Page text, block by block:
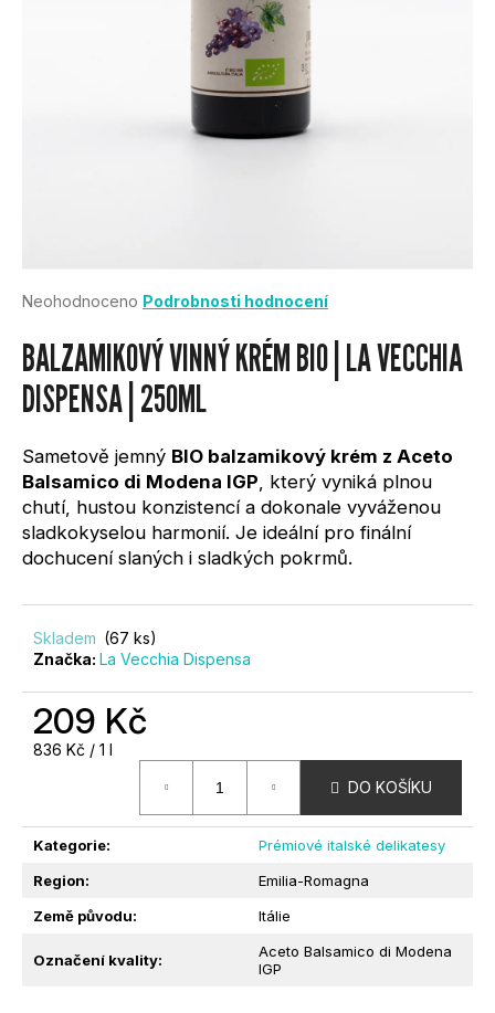
Průměrné
produktu
je
0,0
z
hvězdiček.
Neohodnoceno Podrobnosti hodnocení
BALZAMIKOVÝ VINNÝ KRÉM BIO | LA VECCHIA
DISPENSA | 250ML
Sametově jemný BIO balzamikový krém z Aceto
Balsamico di Modena IGP , který vyniká plnou
chutí, hustou konzistencí a dokonale vyváženou
sladkokyselou harmonií. Je ideální pro finální
dochucení slaných i sladkých pokrmů.
Skladem (67 ks)
Značka: La Vecchia Dispensa
209 Kč
Měrná
836 Kč / 1 l
DO KOŠÍKU
Kategorie:
Prémiové italské delikatesy
Region:
Emilia-Romagna
Země původu: Itálie
Označení kvality:
Aceto Balsamico di Modena
IGP
N
A
J
Í
T
?
HLEDAT
O